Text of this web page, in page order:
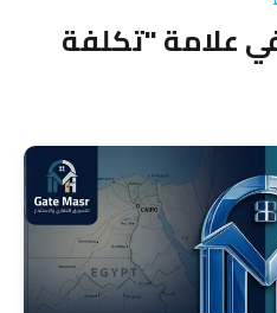
علامة "تكلفة